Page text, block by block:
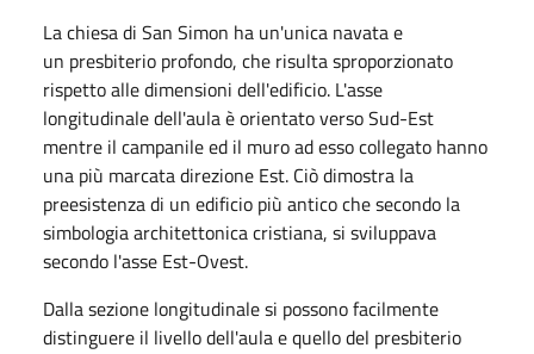
La chiesa di San Simon ha un'unica navata e
un presbiterio profondo, che risulta sproporzionato
rispetto alle dimensioni dell'edificio. L'asse
longitudinale dell'aula è orientato verso Sud-Est
mentre il campanile ed il muro ad esso collegato hanno
una più marcata direzione Est. Ciò dimostra la
preesistenza di un edificio più antico che secondo la
simbologia architettonica cristiana, si sviluppava
secondo l'asse Est-Ovest.
Dalla sezione longitudinale si possono facilmente
distinguere il livello dell'aula e quello del presbiterio